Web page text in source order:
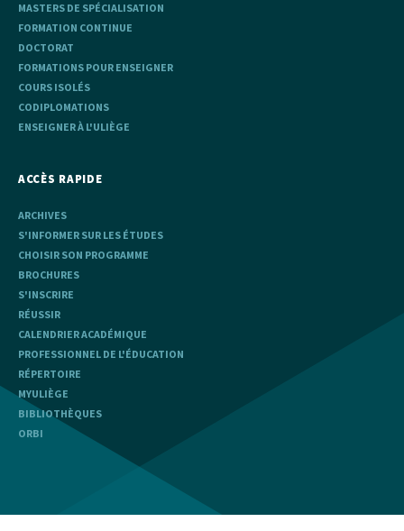
MASTERS DE SPÉCIALISATION
FORMATION CONTINUE
DOCTORAT
FORMATIONS POUR ENSEIGNER
COURS ISOLÉS
CODIPLOMATIONS
ENSEIGNER À L'ULIÈGE
ACCÈS RAPIDE
ARCHIVES
S'INFORMER SUR LES ÉTUDES
CHOISIR SON PROGRAMME
BROCHURES
S'INSCRIRE
RÉUSSIR
CALENDRIER ACADÉMIQUE
PROFESSIONNEL DE L'ÉDUCATION
RÉPERTOIRE
MYULIÈGE
BIBLIOTHÈQUES
ORBI